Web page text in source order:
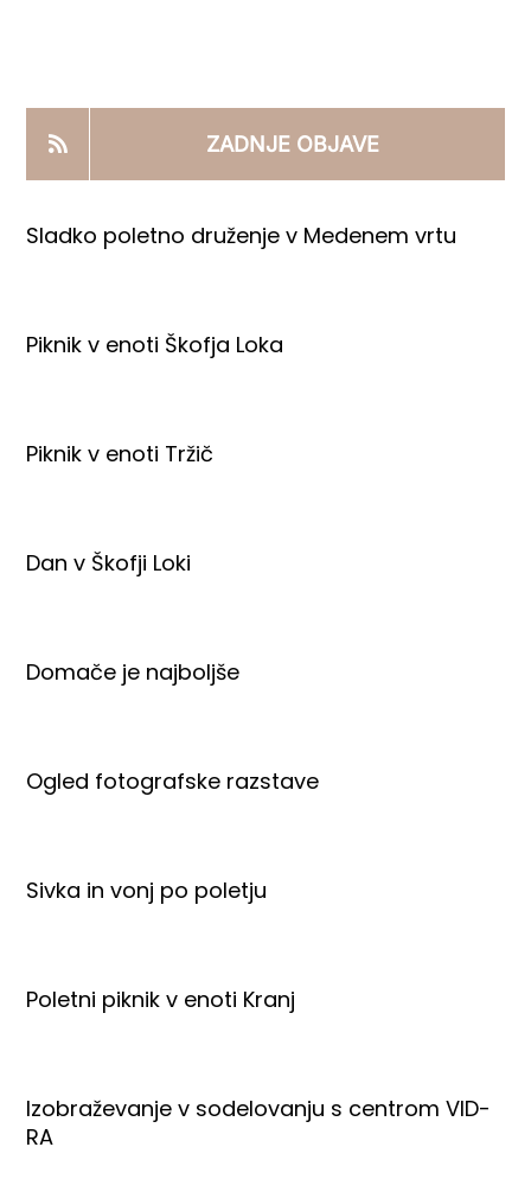
PRODAJNI IZDELKI
AKTUALNO
ZADNJE OBJAVE
Sladko poletno druženje v Medenem vrtu
Piknik v enoti Škofja Loka
Piknik v enoti Tržič
Dan v Škofji Loki
Domače je najboljše
Ogled fotografske razstave
Sivka in vonj po poletju
Poletni piknik v enoti Kranj
Izobraževanje v sodelovanju s centrom VID-
RA